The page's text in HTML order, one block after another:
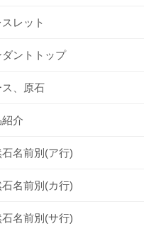
レット
ントトップ
ス、原石
介
石名前別(ア行)
石名前別(カ行)
石名前別(サ行)